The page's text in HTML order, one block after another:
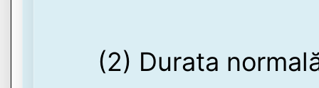
(2) Durata